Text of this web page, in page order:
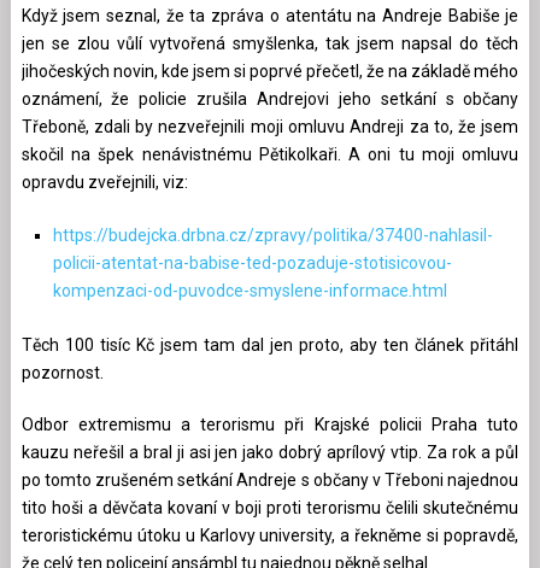
Když jsem seznal, že ta zpráva o atentátu na Andreje Babiše je
jen se zlou vůlí vytvořená smyšlenka, tak jsem napsal do těch
jihočeských novin, kde jsem si poprvé přečetl, že na základě mého
oznámení, že policie zrušila Andrejovi jeho setkání s občany
Třeboně, zdali by nezveřejnili moji omluvu Andreji za to, že jsem
skočil na špek nenávistnému Pětikolkaři. A oni tu moji omluvu
opravdu zveřejnili, viz:
https://budejcka.drbna.cz/zpravy/politika/37400-nahlasil-
policii-atentat-na-babise-ted-pozaduje-stotisicovou-
kompenzaci-od-puvodce-smyslene-informace.html
Těch 100 tisíc Kč jsem tam dal jen proto, aby ten článek přitáhl
pozornost.
Odbor extremismu a terorismu při Krajské policii Praha tuto
kauzu neřešil a bral ji asi jen jako dobrý aprílový vtip. Za rok a půl
po tomto zrušeném setkání Andreje s občany v Třeboni najednou
tito hoši a děvčata kovaní v boji proti terorismu čelili skutečnému
teroristickému útoku u Karlovy university, a řekněme si popravdě,
že celý ten policejní ansámbl tu najednou pěkně selhal.